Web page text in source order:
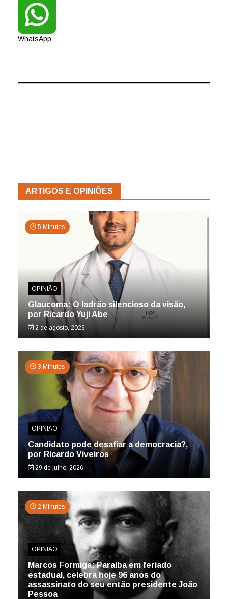
WhatsApp
ARTIGOS E OPINIÕES
5 Minutes
OPINIÃO
Glaucoma: O ladrão silencioso da visão,
por Ricardo Yuji Abe
2 de agosto, 2026
3 Minutes
OPINIÃO
Candidato pode desafiar a democracia?,
por Ricardo Viveiros
29 de julho, 2026
2 Minutes
OPINIÃO
Marcos Formiga: Paraíba em feriado
estadual, celebra hoje 96 anos do
assassinato do seu então presidente João
Pessoa